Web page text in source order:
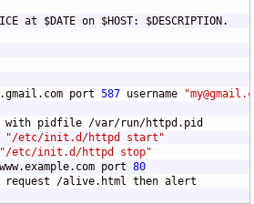
at $DATE on $HOST: $DESCRIPTION.
port 587 username
with pidfile /var/run/httpd.pid
"/etc/init.d/httpd start"
"/etc/init.d/httpd stop"
port
80
request /alive.html then alert